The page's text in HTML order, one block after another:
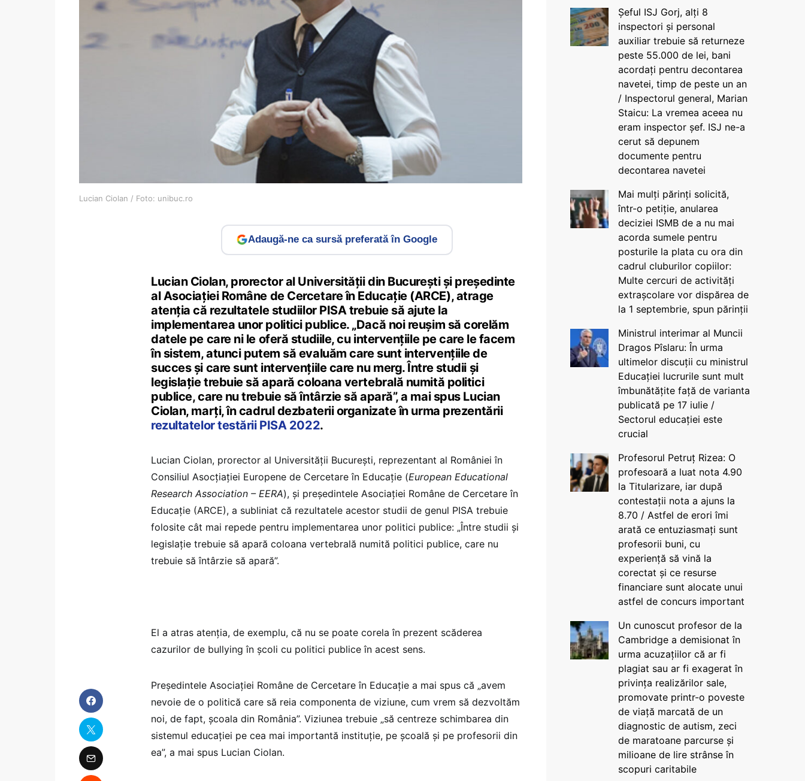
Lucian Ciolan / Foto: unibuc.ro
Adaugă-ne ca sursă preferată în Google
Lucian Ciolan, prorector al Universității din București și președinte
al Asociației Române de Cercetare în Educație (ARCE), atrage
atenția că rezultatele studiilor PISA trebuie să ajute la
implementarea unor politici publice. „Dacă noi reușim să corelăm
datele pe care ni le oferă studiile, cu intervențiile pe care le facem
în sistem, atunci putem să evaluăm care sunt intervențiile de
succes și care sunt intervențiile care nu merg. Între studii și
legislație trebuie să apară coloana vertebrală numită politici
publice, care nu trebuie să întârzie să apară”, a mai spus Lucian
Ciolan, marți, în cadrul dezbaterii organizate în urma prezentării
rezultatelor testării PISA 2022.
Lucian Ciolan, prorector al Universității București, reprezentant al României în
Consiliul Asocțiației Europene de Cercetare în Educație (European Educational
Research Association – EERA), și președintele Asociației Române de Cercetare în
Educație (ARCE), a subliniat că rezultatele acestor studii de genul PISA trebuie
folosite cât mai repede pentru implementarea unor politici publice: „Între studii și
legislație trebuie să apară coloana vertebrală numită politici publice, care nu
trebuie să întârzie să apară”.
El a atras atenția, de exemplu, că nu se poate corela în prezent scăderea
cazurilor de bullying în școli cu politici publice în acest sens.
Președintele Asociației Române de Cercetare în Educație a mai spus că „avem
nevoie de o politică care să reia componenta de viziune, cum vrem să dezvoltăm
noi, de fapt, școala din România”. Viziunea trebuie „să centreze schimbarea din
sistemul educației pe cea mai importantă instituție, pe școală și pe profesorii din
ea”, a mai spus Lucian Ciolan.
Șeful ISJ Gorj, alți 8
inspectori și personal
auxiliar trebuie să returneze
peste 55.000 de lei, bani
acordați pentru decontarea
navetei, timp de peste un an
/ Inspectorul general, Marian
Staicu: La vremea aceea nu
eram inspector șef. ISJ ne-a
cerut să depunem
documente pentru
decontarea navetei
Mai mulți părinți solicită,
într-o petiție, anularea
deciziei ISMB de a nu mai
acorda sumele pentru
posturile la plata cu ora din
cadrul cluburilor copiilor:
Multe cercuri de activități
extrașcolare vor dispărea de
la 1 septembrie, spun părinții
Ministrul interimar al Muncii
Dragos Pîslaru: În urma
ultimelor discuții cu ministrul
Educației lucrurile sunt mult
îmbunătățite față de varianta
publicată pe 17 iulie /
Sectorul educației este
crucial
Profesorul Petruț Rizea: O
profesoară a luat nota 4.90
la Titularizare, iar după
contestații nota a ajuns la
8.70 / Astfel de erori îmi
arată ce entuziasmați sunt
profesorii buni, cu
experiență să vină la
corectat și ce resurse
financiare sunt alocate unui
astfel de concurs important
Un cunoscut profesor de la
Cambridge a demisionat în
urma acuzațiilor că ar fi
plagiat sau ar fi exagerat în
privința realizărilor sale,
promovate printr-o poveste
de viață marcată de un
diagnostic de autism, zeci
de maratoane parcurse și
milioane de lire strânse în
scopuri caritabile